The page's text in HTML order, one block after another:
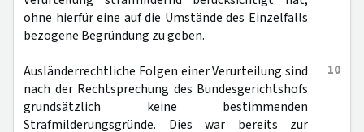
ohne hierfür eine auf die Umstände des Einzelfalls
bezogene Begründung zu geben.
10
Ausländerrechtliche Folgen einer Verurteilung sind
nach der Rechtsprechung des Bundesgerichtshofs
grundsätzlich keine bestimmenden
Strafmilderungsgründe. Dies war bereits zur